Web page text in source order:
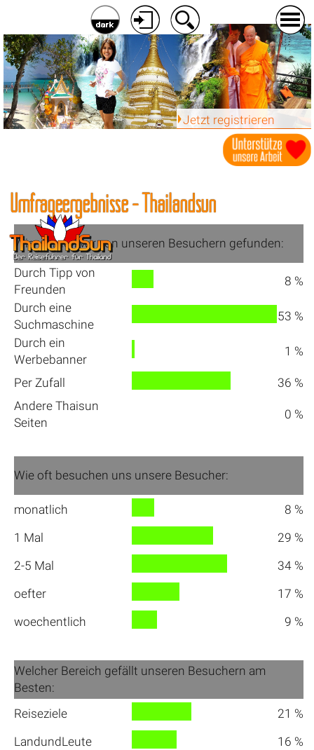
Jetzt registrieren
Umfrageergebnisse - Thailandsun
Wie werden wir von unseren Besuchern gefunden:
Durch Tipp von
Freunden
8 %
Durch eine
Suchmaschine
53 %
Durch ein
Werbebanner
1 %
Per Zufall
36 %
Andere Thaisun
Seiten
0 %
Wie oft besuchen uns unsere Besucher:
monatlich
8 %
1 Mal
29 %
2-5 Mal
34 %
oefter
17 %
woechentlich
9 %
Welcher Bereich gefällt unseren Besuchern am
Besten:
Reiseziele
21 %
LandundLeute
16 %